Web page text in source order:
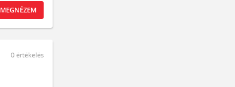
MEGNÉZEM
0 értékelés